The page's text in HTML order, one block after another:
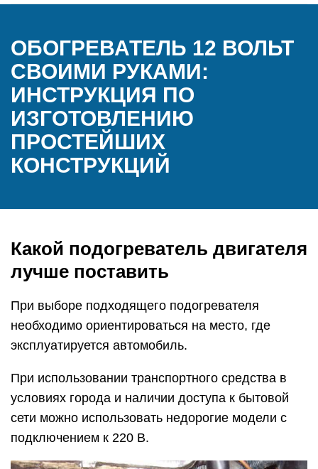
ОБОГРЕВАТЕЛЬ 12 ВОЛЬТ
СВОИМИ РУКАМИ:
ИНСТРУКЦИЯ ПО
ИЗГОТОВЛЕНИЮ
ПРОСТЕЙШИХ
КОНСТРУКЦИЙ
Какой подогреватель двигателя
лучше поставить
При выборе подходящего подогревателя
необходимо ориентироваться на место, где
эксплуатируется автомобиль.
При использовании транспортного средства в
условиях города и наличии доступа к бытовой
сети можно использовать недорогие модели с
подключением к 220 В.